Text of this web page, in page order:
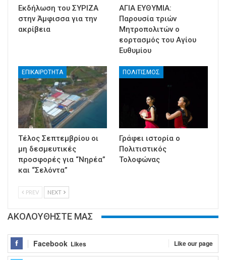
Εκδήλωση του ΣΥΡΙΖΑ
στην Άμφισσα για την
ακρίβεια
ΑΓΙΑ ΕΥΘΥΜΙΑ:
Παρουσία τριών
Μητροπολιτών ο
εορτασμός του Αγίου
Ευθυμίου
ΕΠΙΚΑΙΡΟΤΗΤΑ
Τέλος Σεπτεμβρίου οι
μη δεσμευτικές
προσφορές για “Νηρέα”
και “Σελόντα”
ΠΟΛΙΤΙΣΜΟΣ
Γράφει ιστορία ο
Πολιτιστικός
Τολοφώνας
PREV NEXT
ΑΚΟΛΟΥΘΗΣΤΕ ΜΑΣ
Facebook Likes Like our page